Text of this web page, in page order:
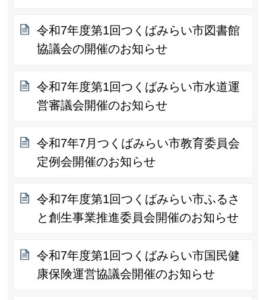
令和7年度第1回つくばみらい市図書館
協議会の開催のお知らせ
令和7年度第1回つくばみらい市水道運
営審議会開催のお知らせ
令和7年7月つくばみらい市教育委員会
定例会開催のお知らせ
令和7年度第1回つくばみらい市ふるさ
と創生事業推進委員会開催のお知らせ
令和7年度第1回つくばみらい市国民健
康保険運営協議会開催のお知らせ